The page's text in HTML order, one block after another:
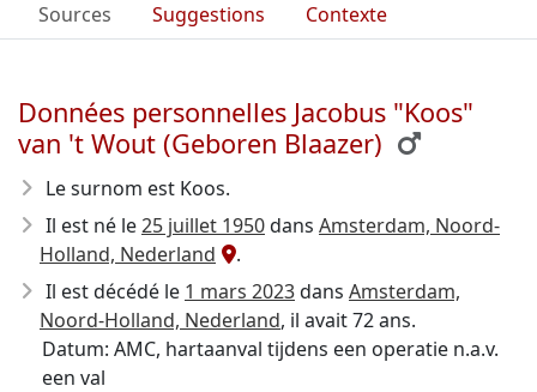
Sources
Suggestions Contexte
Données personnelles Jacobus "Koos"
van 't Wout (Geboren Blaazer)
Le surnom est Koos.
Il est né le25 juillet 1950dans Amsterdam, Noord-
Holland, Nederland
.
Il est décédé le 1 mars 2023dans Amsterdam,
Noord-Holland, Nederland, il avait 72 ans.
Datum: AMC, hartaanval tijdens een operatie n.a.v.
een val